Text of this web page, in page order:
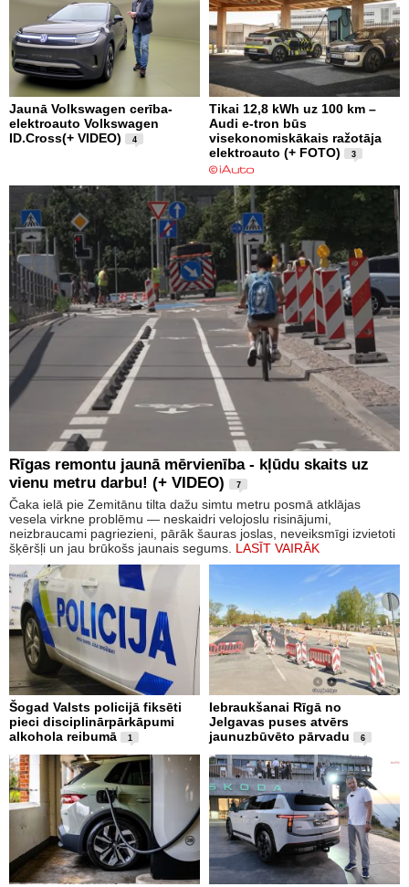
Jaunā Volkswagen cerība-
elektroauto Volkswagen
ID.Cross(+ VIDEO)
4
Tikai 12,8 kWh uz 100 km –
Audi e-tron būs
visekonomiskākais ražotāja
elektroauto (+ FOTO)
3
Rīgas remontu jaunā mērvienība - kļūdu skaits uz
vienu metru darbu! (+ VIDEO)
7
Čaka ielā pie Zemitānu tilta dažu simtu metru posmā atklājas
vesela virkne problēmu — neskaidri velojoslu risinājumi,
neizbraucami pagriezieni, pārāk šauras joslas, neveiksmīgi izvietoti
šķēršļi un jau brūkošs jaunais segums. LASĪT VAIRĀK
Šogad Valsts policijā fiksēti
pieci disciplinārpārkāpumi
alkohola reibumā
1
Iebraukšanai Rīgā no
Jelgavas puses atvērs
jaunuzbūvēto pārvadu
6